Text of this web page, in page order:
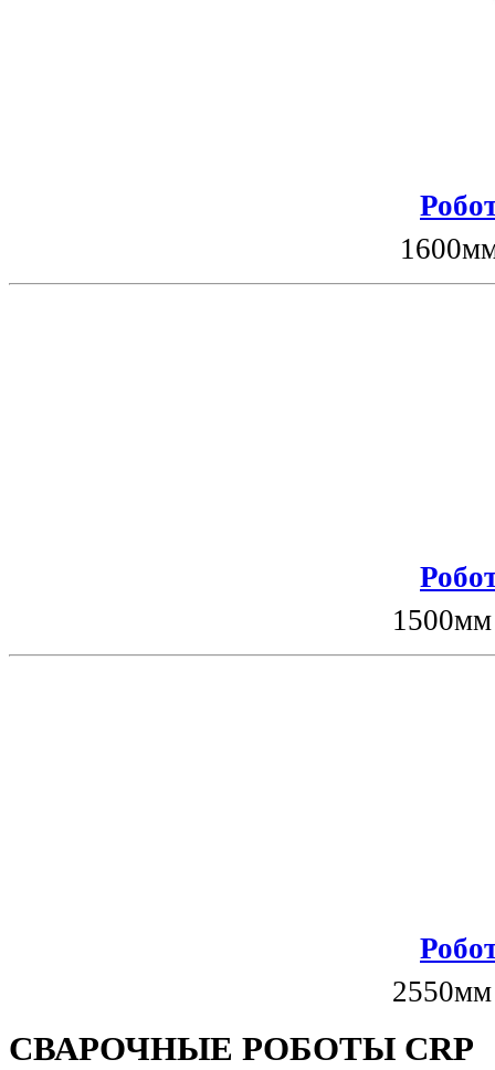
СВАРОЧНЫЕ РОБОТЫ CRP